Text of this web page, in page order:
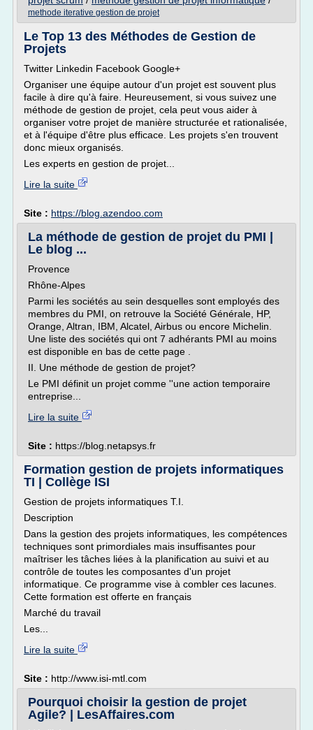
methode iterative gestion de projet
Le Top 13 des Méthodes de Gestion de
Projets
Twitter Linkedin Facebook Google+
Organiser une équipe autour d'un projet est souvent plus
facile à dire qu'à faire. Heureusement, si vous suivez une
méthode de gestion de projet, cela peut vous aider à
organiser votre projet de manière structurée et rationalisée,
et à l'équipe d'être plus efficace. Les projets s'en trouvent
donc mieux organisés.
Les experts en gestion de projet...
Lire la suite
Site : https://blog.azendoo.com
La méthode de gestion de projet du PMI |
Le blog ...
Provence
Rhône-Alpes
Parmi les sociétés au sein desquelles sont employés des
membres du PMI, on retrouve la Société Générale, HP,
Orange, Altran, IBM, Alcatel, Airbus ou encore Michelin.
Une liste des sociétés qui ont 7 adhérants PMI au moins
est disponible en bas de cette page .
II. Une méthode de gestion de projet?
Le PMI définit un projet comme ''une action temporaire
entreprise...
Lire la suite
Site : https://blog.netapsys.fr
Formation gestion de projets informatiques
TI | Collège ISI
Gestion de projets informatiques T.I.
Description
Dans la gestion des projets informatiques, les compétences
techniques sont primordiales mais insuffisantes pour
maîtriser les tâches liées à la planification au suivi et au
contrôle de toutes les composantes d'un projet
informatique. Ce programme vise à combler ces lacunes.
Cette formation est offerte en français
Marché du travail
Les...
Lire la suite
Site : http://www.isi-mtl.com
Pourquoi choisir la gestion de projet
Agile? | LesAffaires.com